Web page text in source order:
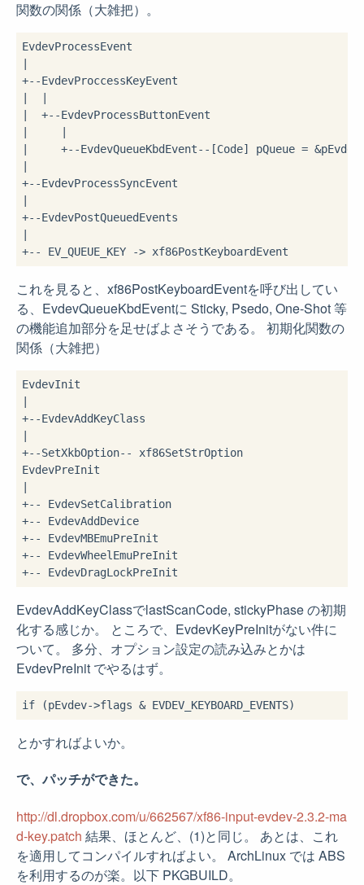
関数の関係（大雑把）。
EvdevProcessEvent
+--EvdevProccessKeyEvent
|  +--EvdevProcessButtonEvent
|     +--EvdevQueueKbdEvent--[Code] pQueue =
+--EvdevProcessSyncEvent
+--EvdevPostQueuedEvents
これを見ると、xf86PostKeyboardEventを呼び出してい
る、EvdevQueueKbdEventに Sticky, Psedo, One-Shot 等
の機能追加部分を足せばよさそうである。 初期化関数の
関係（大雑把）
EvdevInit
+--EvdevAddKeyClass
+--SetXkbOption-- xf86SetStrOption
EvdevPreInit
+-- EvdevSetCalibration
+-- EvdevAddDevice
+-- EvdevMBEmuPreInit
+-- EvdevWheelEmuPreInit
EvdevAddKeyClassでlastScanCode, stickyPhase の初期
化する感じか。 ところで、EvdevKeyPreInitがない件に
ついて。 多分、オプション設定の読み込みとかは
EvdevPreInit でやるはず。
とかすればよいか。
で、パッチができた。
http://dl.dropbox.com/u/662567/xf86-input-evdev-2.3.2-ma
d-key.patch 結果、ほとんど、(1)と同じ。 あとは、これ
を適用してコンパイルすればよい。 ArchLinux では ABS
を利用するのが楽。以下 PKGBUILD。